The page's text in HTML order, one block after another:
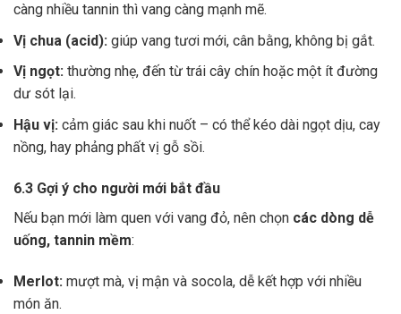
càng nhiều tannin thì vang càng mạnh mẽ.
Vị chua (acid): giúp vang tươi mới, cân bằng, không bị gắt.
Vị ngọt: thường nhẹ, đến từ trái cây chín hoặc một ít đường
dư sót lại.
Hậu vị: cảm giác sau khi nuốt – có thể kéo dài ngọt dịu, cay
nồng, hay phảng phất vị gỗ sồi.
6.3 Gợi ý cho người mới bắt đầu
Nếu bạn mới làm quen với vang đỏ, nên chọn các dòng dễ
uống, tannin mềm:
Merlot: mượt mà, vị mận và socola, dễ kết hợp với nhiều
món ăn.